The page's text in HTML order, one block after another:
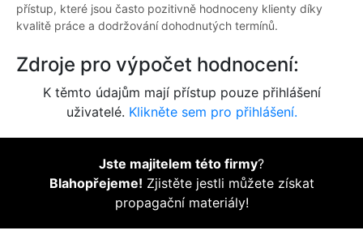
přístup, které jsou často pozitivně hodnoceny klienty díky
kvalitě práce a dodržování dohodnutých termínů.
Zdroje pro výpočet hodnocení:
K těmto údajům mají přístup pouze přihlášení
uživatelé. Klikněte sem pro přihlášení.
Jste majitelem této firmy?
Blahopřejeme! Zjistěte jestli můžete získat
propagační materiály!